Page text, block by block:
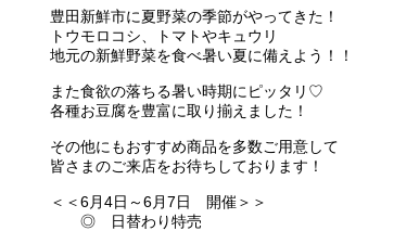
豊田新鮮市に夏野菜の季節がやってきた！
トウモロコシ、トマトやキュウリ
地元の新鮮野菜を食べ暑い夏に備えよう！！
また食欲の落ちる暑い時期にピッタリ♡
各種お豆腐を豊富に取り揃えました！
その他にもおすすめ商品を多数ご用意して
皆さまのご来店をお待ちしております！
＜＜6月4日～6月7日 開催＞＞
◎ 日替わり特売